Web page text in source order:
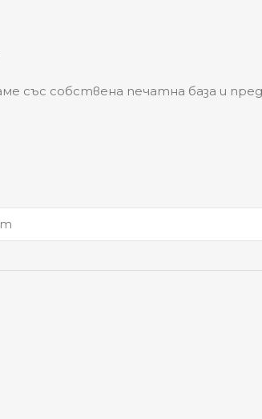
със собствена печатна база и